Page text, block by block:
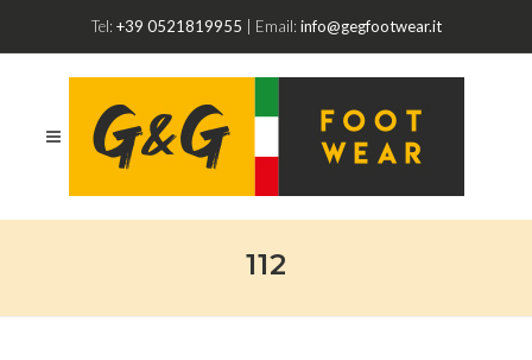
Tel: +39 0521819955 | Email: info@gegfootwear.it
112